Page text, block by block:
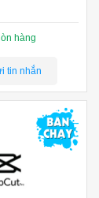
ELD
hàng
tin nhắn